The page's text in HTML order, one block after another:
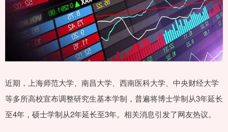
近期，上海师范大学、南昌大学、西南医科大学、中央财经大学
等多所高校宣布调整研究生基本学制，普遍将博士学制从3年延长
至4年，硕士学制从2年延长至3年。相关消息引发了网友热议。